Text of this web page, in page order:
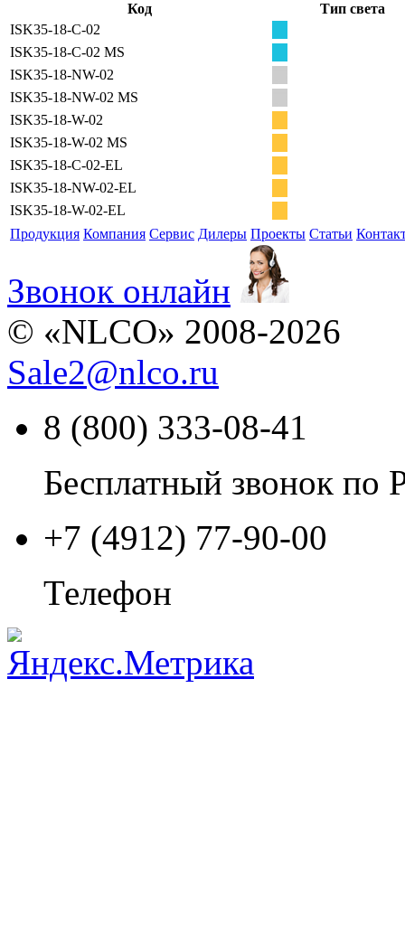
Код
Тип света
ISK35-18-C-02
ISK35-18-C-02 MS
ISK35-18-NW-02
ISK35-18-NW-02 MS
ISK35-18-W-02
ISK35-18-W-02 MS
ISK35-18-C-02-EL
ISK35-18-NW-02-EL
ISK35-18-W-02-EL
Продукция Компания Сервис Дилеры Проекты Статьи
Звонок онлайн
© «NLCO» 2008-2026
Sale2@nlco.ru
8 (800) 333-08-41
Бесплатный звонок по
+7 (4912) 77-90-00
Телефон